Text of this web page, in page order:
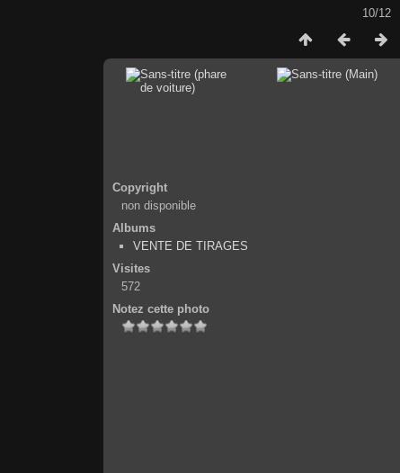
10/12
Copyright
non disponible
Albums
VENTE DE TIRAGES
Visites
572
Notez cette photo